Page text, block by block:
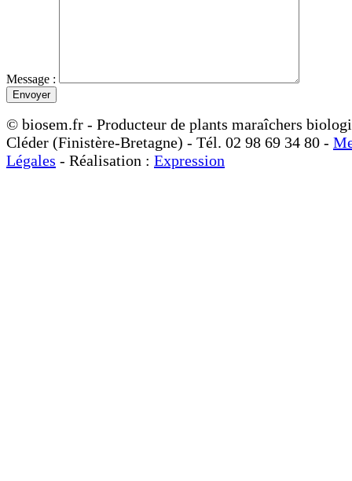
Message :
© biosem.fr - Producteur de plants maraîchers
Cléder (Finistère-Bretagne) - Tél. 02 98 69 34 80 -
Légales - Réalisation : Expression